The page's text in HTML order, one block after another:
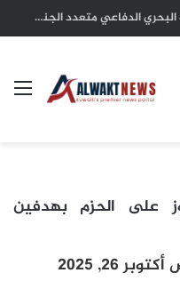
بلدية الكويت: التزام أصحاب الأعمال بترخيص أنشطتهم التجارية ضمان للاستدامة وحماية للاستثمارات
على الحزم بهدفين